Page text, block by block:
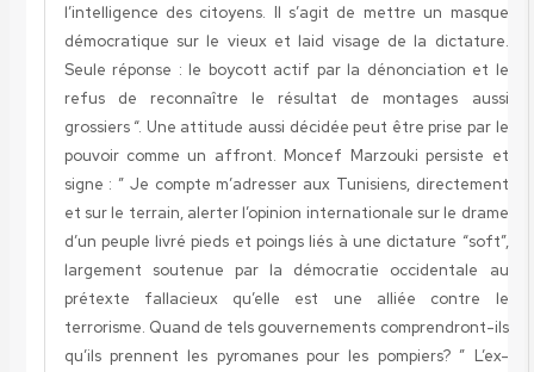
l’intelligence des citoyens. Il s’agit de mettre un masque
démocratique sur le vieux et laid visage de la dictature.
Seule réponse : le boycott actif par la dénonciation et le
refus de reconnaître le résultat de montages aussi
grossiers “. Une attitude aussi décidée peut être prise par le
pouvoir comme un affront. Moncef Marzouki persiste et
signe : ” Je compte m’adresser aux Tunisiens, directement
et sur le terrain, alerter l’opinion internationale sur le drame
d’un peuple livré pieds et poings liés à une dictature “soft”,
largement soutenue par la démocratie occidentale au
prétexte fallacieux qu’elle est une alliée contre le
terrorisme. Quand de tels gouvernements comprendront-ils
qu’ils prennent les pyromanes pour les pompiers? ” L’ex-